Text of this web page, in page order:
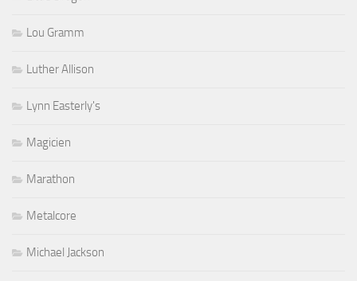
Lou Gramm
Luther Allison
Lynn Easterly's
Magicien
Marathon
Metalcore
Michael Jackson